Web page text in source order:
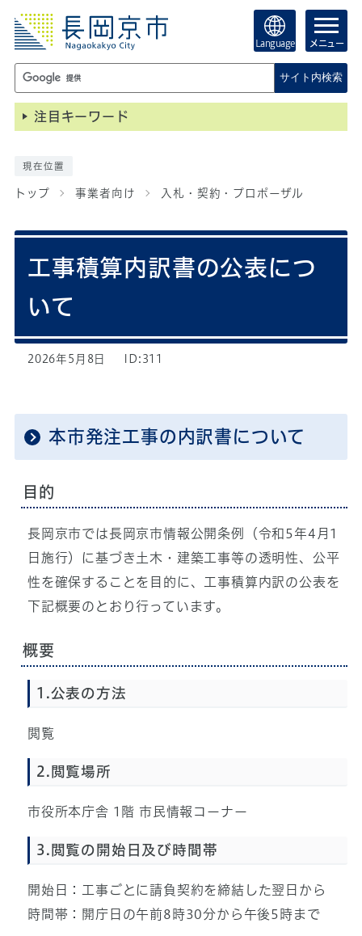
Language メニュー
サイト内検索
注目キーワード
現在位置
トップ 事業者向け 入札・契約・プロポーザル
工事積算内訳書の公表につ
いて
2026年5月8日 ID:311
本市発注工事の内訳書について
目的
長岡京市では長岡京市情報公開条例（令和5年4月1
日施行）に基づき土木・建築工事等の透明性、公平
性を確保することを目的に、工事積算内訳の公表を
下記概要のとおり行っています。
概要
1.公表の方法
閲覧
2.閲覧場所
市役所本庁舎 1階 市民情報コーナー
3.閲覧の開始日及び時間帯
開始日：工事ごとに請負契約を締結した翌日から
時間帯：開庁日の午前8時30分から午後5時まで